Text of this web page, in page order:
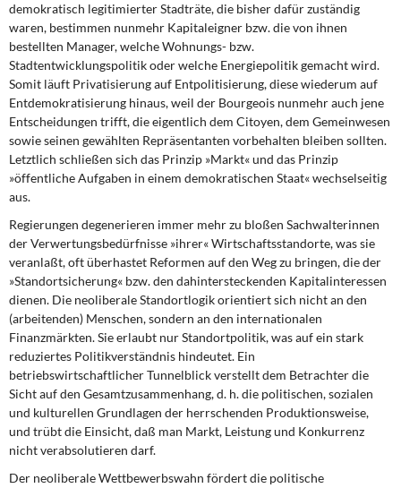
demokratisch legitimierter Stadträte, die bisher dafür zuständig
waren, bestimmen nunmehr Kapitaleigner bzw. die von ihnen
bestellten Manager, welche Wohnungs- bzw.
Stadtentwicklungspolitik oder welche Energiepolitik gemacht wird.
Somit läuft Privatisierung auf Entpolitisierung, diese wiederum auf
Entdemokratisierung hinaus, weil der Bourgeois nunmehr auch jene
Entscheidungen trifft, die eigentlich dem Citoyen, dem Gemeinwesen
sowie seinen gewählten Repräsentanten vorbehalten bleiben sollten.
Letztlich schließen sich das Prinzip »Markt« und das Prinzip
»öffentliche Aufgaben in einem demokratischen Staat« wechselseitig
aus.
Regierungen degenerieren immer mehr zu bloßen Sachwalterinnen
der Verwertungsbedürfnisse »ihrer« Wirtschaftsstandorte, was sie
veranlaßt, oft überhastet Reformen auf den Weg zu bringen, die der
»Standortsicherung« bzw. den dahintersteckenden Kapitalinteressen
dienen. Die neoliberale Standortlogik orientiert sich nicht an den
(arbeitenden) Menschen, sondern an den internationalen
Finanzmärkten. Sie erlaubt nur Standortpolitik, was auf ein stark
reduziertes Politikverständnis hindeutet. Ein
betriebswirtschaftlicher Tunnelblick verstellt dem Betrachter die
Sicht auf den Gesamtzusammenhang, d. h. die politischen, sozialen
und kulturellen Grundlagen der herrschenden Produktionsweise,
und trübt die Einsicht, daß man Markt, Leistung und Konkurrenz
nicht verabsolutieren darf.
Der neoliberale Wettbewerbswahn fördert die politische